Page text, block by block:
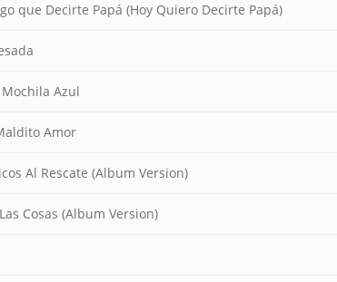
que Decirte Papá (Hoy Quiero Decirte Papá)
Azul
Amor
Al Rescate (Album Version)
Cosas (Album Version)